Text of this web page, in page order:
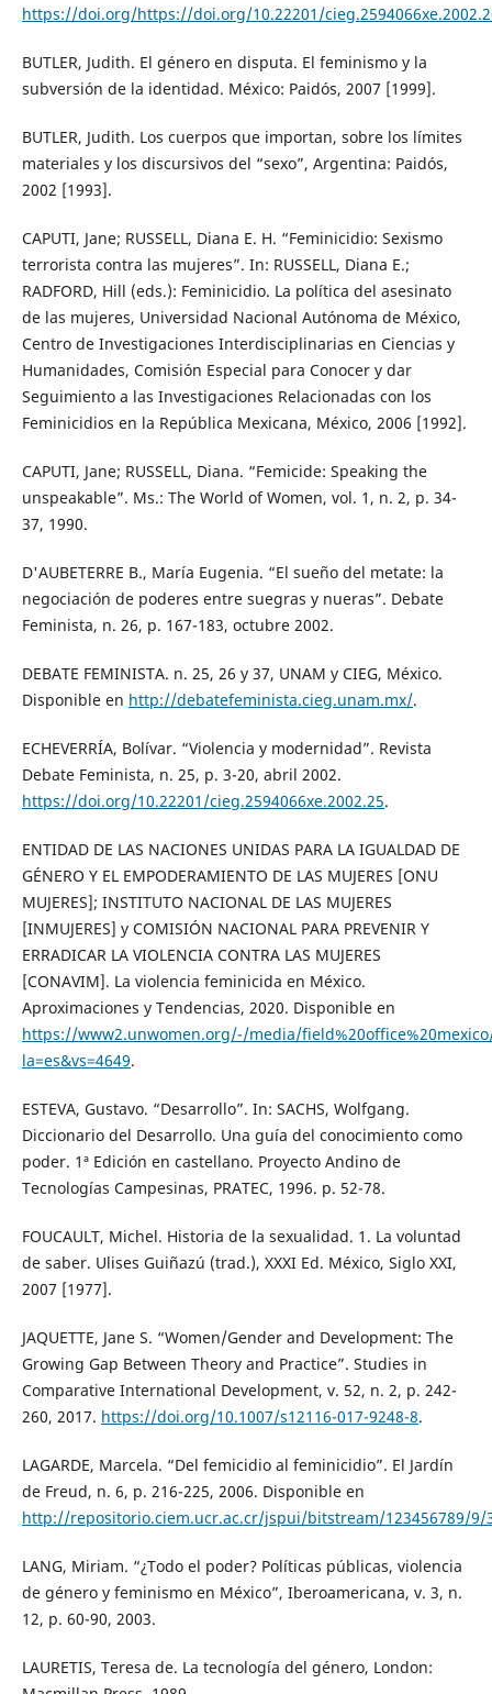
https://doi.org/https://doi.org/10.22201/
BUTLER, Judith. El género en disputa. El feminismo y la
subversión de la identidad. México: Paidós, 2007 [1999].
BUTLER, Judith. Los cuerpos que importan, sobre los límites
materiales y los discursivos del “sexo”, Argentina: Paidós,
2002 [1993].
CAPUTI, Jane; RUSSELL, Diana E. H. “Feminicidio: Sexismo
terrorista contra las mujeres”. In: RUSSELL, Diana E.;
RADFORD, Hill (eds.): Feminicidio. La política del asesinato
de las mujeres, Universidad Nacional Autónoma de México,
Centro de Investigaciones Interdisciplinarias en Ciencias y
Humanidades, Comisión Especial para Conocer y dar
Seguimiento a las Investigaciones Relacionadas con los
Feminicidios en la República Mexicana, México, 2006 [1992].
CAPUTI, Jane; RUSSELL, Diana. “Femicide: Speaking the
unspeakable”. Ms.: The World of Women, vol. 1, n. 2, p. 34-
37, 1990.
D'AUBETERRE B., María Eugenia. “El sueño del metate: la
negociación de poderes entre suegras y nueras”. Debate
Feminista, n. 26, p. 167-183, octubre 2002.
DEBATE FEMINISTA. n. 25, 26 y 37, UNAM y CIEG, México.
Disponible en http://debatefeminista.cieg.unam.mx/.
ECHEVERRÍA, Bolívar. “Violencia y modernidad”. Revista
Debate Feminista, n. 25, p. 3-20, abril 2002.
https://doi.org/10.22201/cieg.2594066xe.2002.25.
ENTIDAD DE LAS NACIONES UNIDAS PARA LA IGUALDAD DE
GÉNERO Y EL EMPODERAMIENTO DE LAS MUJERES [ONU
MUJERES]; INSTITUTO NACIONAL DE LAS MUJERES
[INMUJERES] y COMISIÓN NACIONAL PARA PREVENIR Y
ERRADICAR LA VIOLENCIA CONTRA LAS MUJERES
[CONAVIM]. La violencia feminicida en México.
Aproximaciones y Tendencias, 2020. Disponible en
https://www2.unwomen.org/-/media/
la=es&vs=4649.
ESTEVA, Gustavo. “Desarrollo”. In: SACHS, Wolfgang.
Diccionario del Desarrollo. Una guía del conocimiento como
poder. 1ª Edición en castellano. Proyecto Andino de
Tecnologías Campesinas, PRATEC, 1996. p. 52-78.
FOUCAULT, Michel. Historia de la sexualidad. 1. La voluntad
de saber. Ulises Guiñazú (trad.), XXXI Ed. México, Siglo XXI,
2007 [1977].
JAQUETTE, Jane S. “Women/Gender and Development: The
Growing Gap Between Theory and Practice”. Studies in
Comparative International Development, v. 52, n. 2, p. 242-
260, 2017. https://doi.org/10.1007/s12116-017-9248-8.
LAGARDE, Marcela. “Del femicidio al feminicidio”. El Jardín
de Freud, n. 6, p. 216-225, 2006. Disponible en
http://repositorio.ciem.ucr.ac.cr/jspui/bitstream/123456789/9/
LANG, Miriam. “¿Todo el poder? Políticas públicas, violencia
de género y feminismo en México”, Iberoamericana, v. 3, n.
12, p. 60-90, 2003.
LAURETIS, Teresa de. La tecnología del género, London: